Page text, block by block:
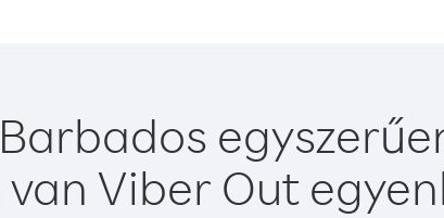
Barbados
van Viber Out